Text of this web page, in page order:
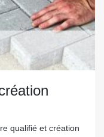
qualifié et création